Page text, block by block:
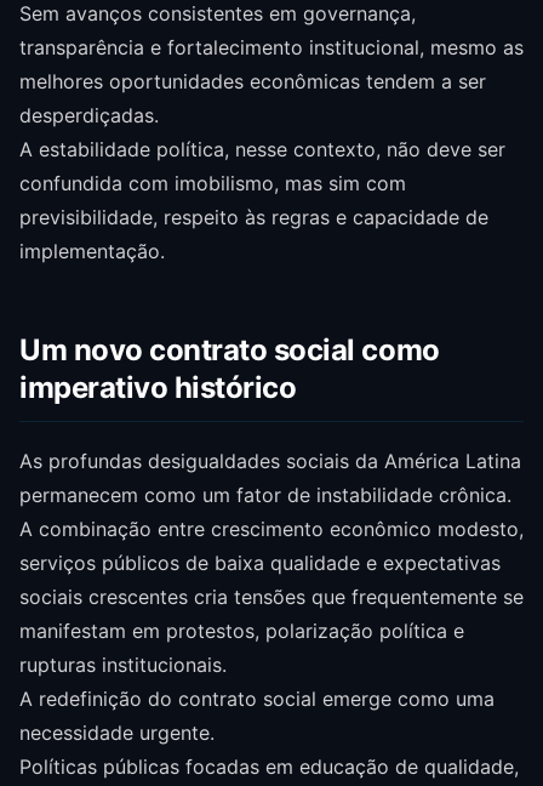
Sem avanços consistentes em governança,
transparência e fortalecimento institucional, mesmo as
melhores oportunidades econômicas tendem a ser
desperdiçadas.
A estabilidade política, nesse contexto, não deve ser
confundida com imobilismo, mas sim com
previsibilidade, respeito às regras e capacidade de
implementação.
Um novo contrato social como
imperativo histórico
As profundas desigualdades sociais da América Latina
permanecem como um fator de instabilidade crônica.
A combinação entre crescimento econômico modesto,
serviços públicos de baixa qualidade e expectativas
sociais crescentes cria tensões que frequentemente se
manifestam em protestos, polarização política e
rupturas institucionais.
A redefinição do contrato social emerge como uma
necessidade urgente.
Políticas públicas focadas em educação de qualidade,